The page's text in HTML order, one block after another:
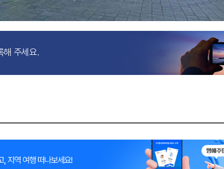
해 주세요.